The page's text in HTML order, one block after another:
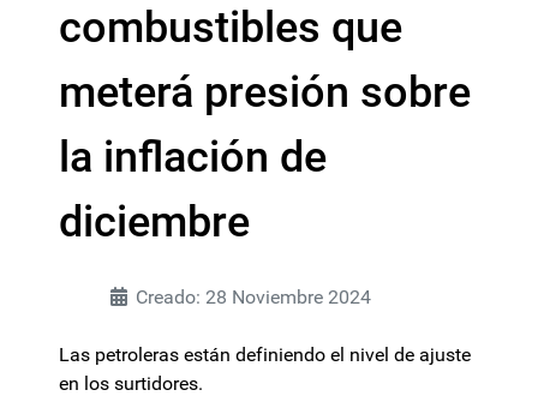
combustibles que
meterá presión sobre
la inflación de
diciembre
Creado: 28 Noviembre 2024
Las petroleras están definiendo el nivel de ajuste
en los surtidores.